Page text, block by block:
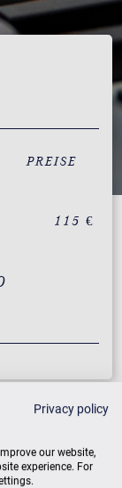
PREISE
115 €
Privacy policy
our website,
experience. For